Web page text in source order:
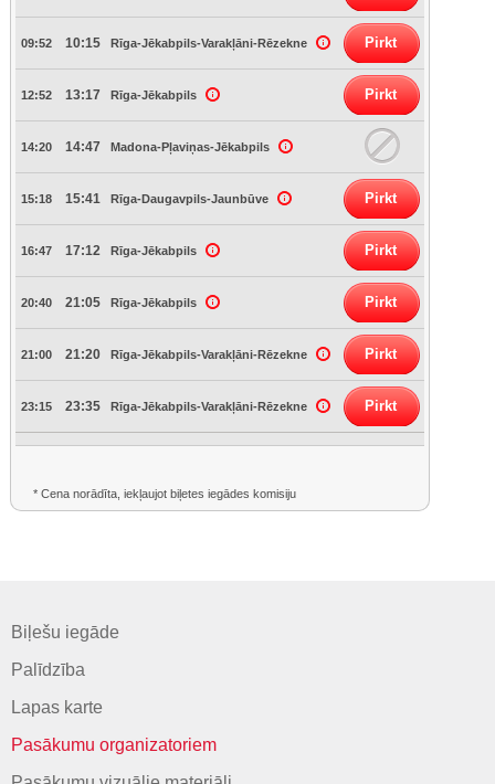
09:52 10:15 Rīga-Jēkabpils-Varakļāni-Rēzekne Pirkt
12:52 13:17 Rīga-Jēkabpils Pirkt
14:20 14:47 Madona-Pļaviņas-Jēkabpils
15:18 15:41 Rīga-Daugavpils-Jaunbūve Pirkt
16:47 17:12 Rīga-Jēkabpils Pirkt
20:40 21:05 Rīga-Jēkabpils Pirkt
21:00 21:20 Rīga-Jēkabpils-Varakļāni-Rēzekne Pirkt
23:15 23:35 Rīga-Jēkabpils-Varakļāni-Rēzekne Pirkt
* Cena norādīta, iekļaujot biļetes iegādes komisiju
Biļešu iegāde
Palīdzība
Lapas karte
Pasākumu organizatoriem